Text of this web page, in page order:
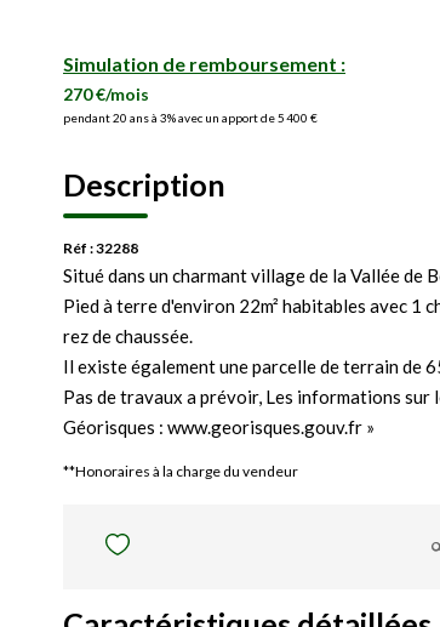
Simulation de remboursement :
270 €/mois
pendant 20 ans à 3% avec un apport de 5 400 €
Description
Réf : 32288
Situé dans un charmant village de la Vallée de
Pied à terre d'environ 22m² habitables avec 1
rez de chaussée.
Il existe également une parcelle de terrain de
Pas de travaux a prévoir, Les informations sur
Géorisques : www.georisques.gouv.fr »
**Honoraires à la charge du vendeur